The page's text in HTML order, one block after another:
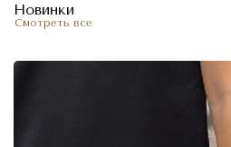
Новинки
Смотреть все